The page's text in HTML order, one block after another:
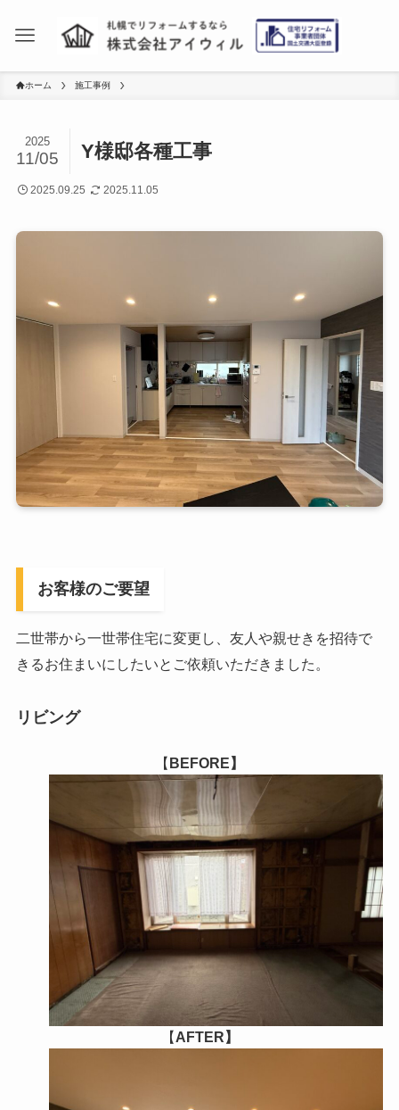
ホーム 施工事例
Y様邸各種工事
2025
11/05
2025.09.25 2025.11.05
お客様のご要望
二世帯から一世帯住宅に変更し、友人や親せきを招待で
きるお住まいにしたいとご依頼いただきました。
リビング
【 BEFORE】
【AFTER】